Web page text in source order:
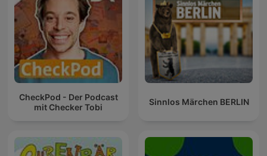
CheckPod - Der Podcast
mit Checker Tobi
Sinnlos Märchen BERLIN